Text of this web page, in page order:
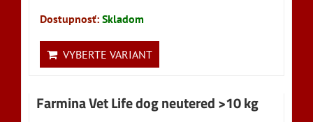
Dostupnosť: Skladom
VYBERTE VARIANT
Farmina Vet Life dog neutered >10 kg